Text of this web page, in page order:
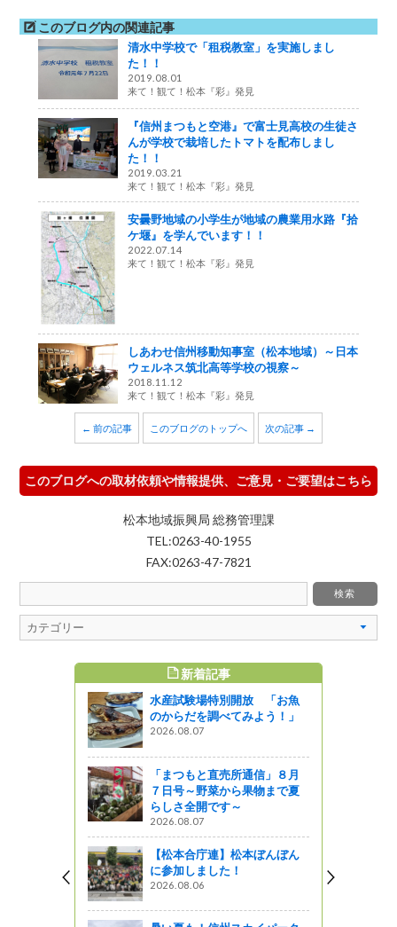
このブログ内の関連記事
清水中学校で「租税教室」を実施しまし
た！！
2019.08.01
来て！観て！松本『彩』発見
『信州まつもと空港』で富士見高校の生徒さ
んが学校で栽培したトマトを配布しまし
た！！
2019.03.21
来て！観て！松本『彩』発見
安曇野地域の小学生が地域の農業用水路『拾
ケ堰』を学んでいます！！
2022.07.14
来て！観て！松本『彩』発見
しあわせ信州移動知事室（松本地域）～日本
ウェルネス筑北高等学校の視察～
2018.11.12
来て！観て！松本『彩』発見
← 前の記事 このブログのトップへ 次の記事 →
このブログへの取材依頼や情報提供、ご意見・ご要望はこちら
松本地域振興局 総務管理課
TEL:0263-40-1955
FAX:0263-47-7821
新着記事
水産試験場特別開放 「お魚
のからだを調べてみよう！」
2026.08.07
「まつもと直売所通信」８月
７日号～野菜から果物まで夏
らしさ全開です～
2026.08.07
【松本合庁連】松本ぼんぼん
に参加しました！
2026.08.06